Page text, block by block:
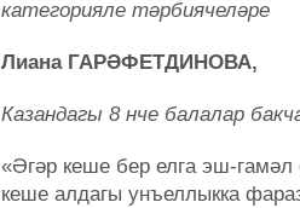
категорияле тәрбиячеләре
Лиана ГАРӘФЕТДИНОВА,
Казандагы 8 нче балалар
«Әгәр кеше бер елга эш-
кеше алдагы унъеллыкка